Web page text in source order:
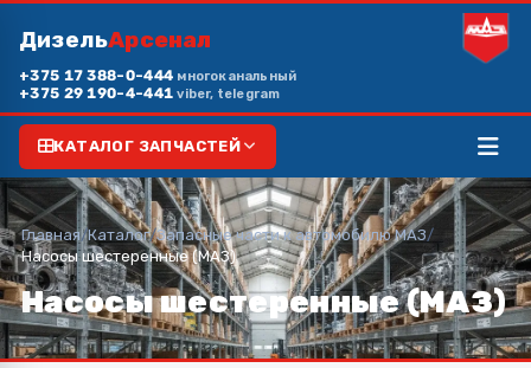
ДизельАрсенал
+375 17 388-0-444 многоканальный
+375 29 190-4-441viber, telegram
КАТАЛОГ ЗАПЧАСТЕЙ
Главная/Каталог/Запасные части к автомобилю МАЗ/
Насосы шестеренные (МАЗ)
Насосы шестеренные (МАЗ)